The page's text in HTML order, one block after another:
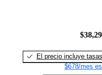
El precio incluye tasas
$678/mes